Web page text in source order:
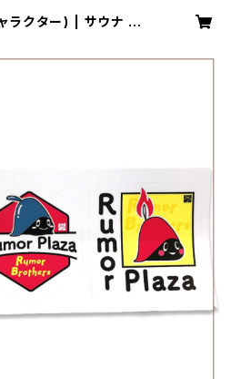
ラクター) | サウナ ル